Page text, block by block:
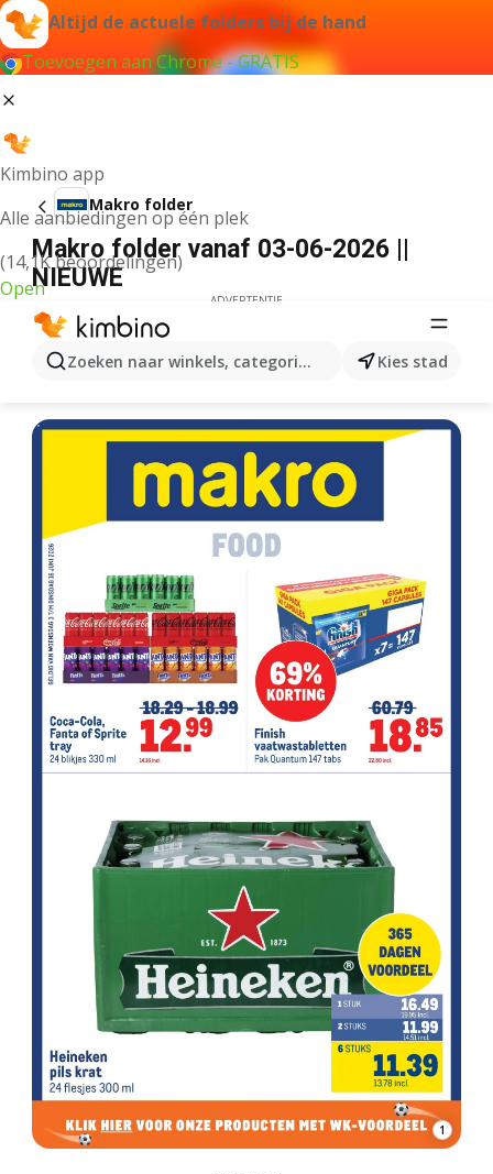
Altijd de actuele folders bij de hand
Toevoegen aan Chrome - GRATIS
Kimbino app
Alle aanbiedingen op één plek
(14,1K beoordelingen)
Open
Zoeken naar winkels, categorieën, producten...
Kies stad
Makro folder
Makro folder vanaf 03-06-2026 ||
NIEUWE
ADVERTENTIE
1